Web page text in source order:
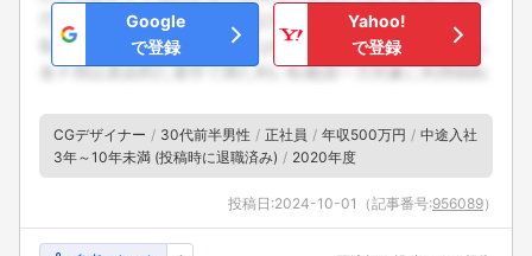
Google
で登録
Yahoo!
で登録
CGデザイナー 30代前半男性 正社員 年収500万円
中途入社
3年～10年未満 (投稿時に退職済み)
2020年度
投稿日:2024-10-01 （記事番号:956089）